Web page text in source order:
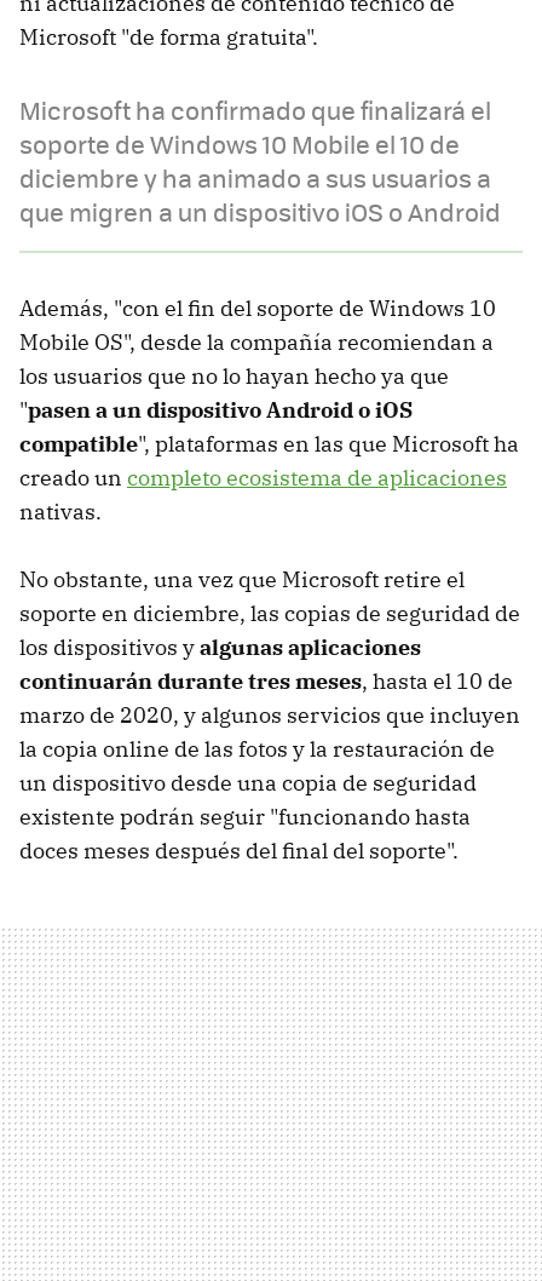
Microsoft "de forma gratuita".
Microsoft ha confirmado que finalizará el
soporte de Windows 10 Mobile el 10 de
diciembre y ha animado a sus usuarios a
que migren a un dispositivo iOS o Android
Además, "con el fin del soporte de Windows 10
Mobile OS", desde la compañía recomiendan a
los usuarios que no lo hayan hecho ya que
"pasen a un dispositivo Android o iOS
compatible", plataformas en las que Microsoft ha
creado un completo ecosistema de aplicaciones
nativas.
No obstante, una vez que Microsoft retire el
soporte en diciembre, las copias de seguridad de
los dispositivos yalgunas aplicaciones
continuarán durante tres meses, hasta el 10 de
marzo de 2020, y algunos servicios que incluyen
la copia online de las fotos y la restauración de
un dispositivo desde una copia de seguridad
existente podrán seguir "funcionando hasta
doces meses después del final del soporte".